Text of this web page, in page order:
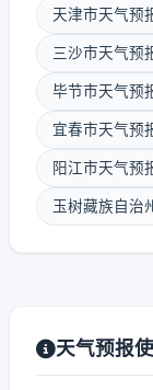
天津市天气预
三沙市天气预
毕节市天气预
宜春市天气预
阳江市天气预
玉树藏族自治
天气预报